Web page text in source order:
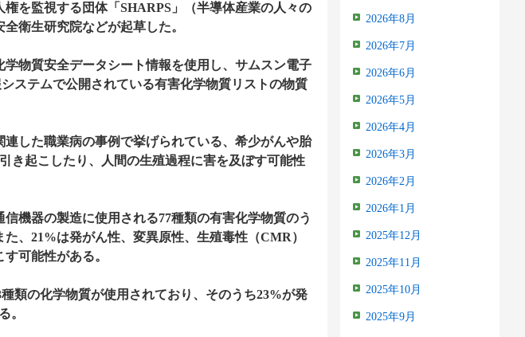
を監視する団体「SHARPS」（半導体産業の人々の
衛生研究院などが起草した。
物質安全データシート情報を使用し、サムスン電子
ステムで公開されている有害化学物質リストの物質
した職業病の事例で挙げられている、希少がんや胎
き起こしたり、人間の生殖過程に害を及ぼす可能性
機器の製造に使用される77種類の有害化学物質のう
、21%は発がん性、変異原性、生殖毒性（CMR）
可能性がある。
類の化学物質が使用されており、そのうち23%が発
。
2026年8月
2026年7月
2026年6月
2026年5月
2026年4月
2026年3月
2026年2月
2026年1月
2025年12月
2025年11月
2025年10月
2025年9月